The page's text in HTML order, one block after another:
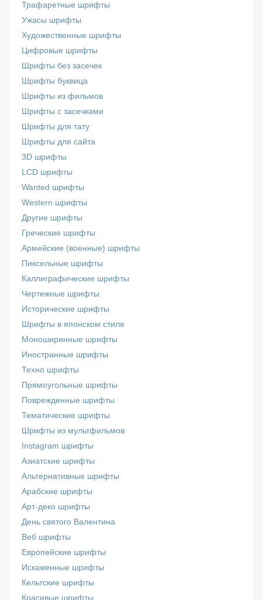
Трафаретные шрифты
Ужасы шрифты
Художественные шрифты
Цифровые шрифты
Шрифты без засечек
Шрифты буквица
Шрифты из фильмов
Шрифты с засечками
Шрифты для тату
Шрифты для сайта
3D шрифты
LCD шрифты
Wanted шрифты
Western шрифты
Другие шрифты
Греческие шрифты
Армейские (военные) шрифты
Пиксельные шрифты
Каллиграфические шрифты
Чертежные шрифты
Исторические шрифты
Шрифты в японском стиле
Моноширинные шрифты
Иностранные шрифты
Техно шрифты
Прямоугольные шрифты
Поврежденные шрифты
Тематические шрифты
Шрифты из мультфильмов
Instagram шрифты
Азиатские шрифты
Альтернативные шрифты
Арабские шрифты
Арт-деко шрифты
День святого Валентина
Веб шрифты
Европейские шрифты
Искаженные шрифты
Кельтские шрифты
Красивые шрифты